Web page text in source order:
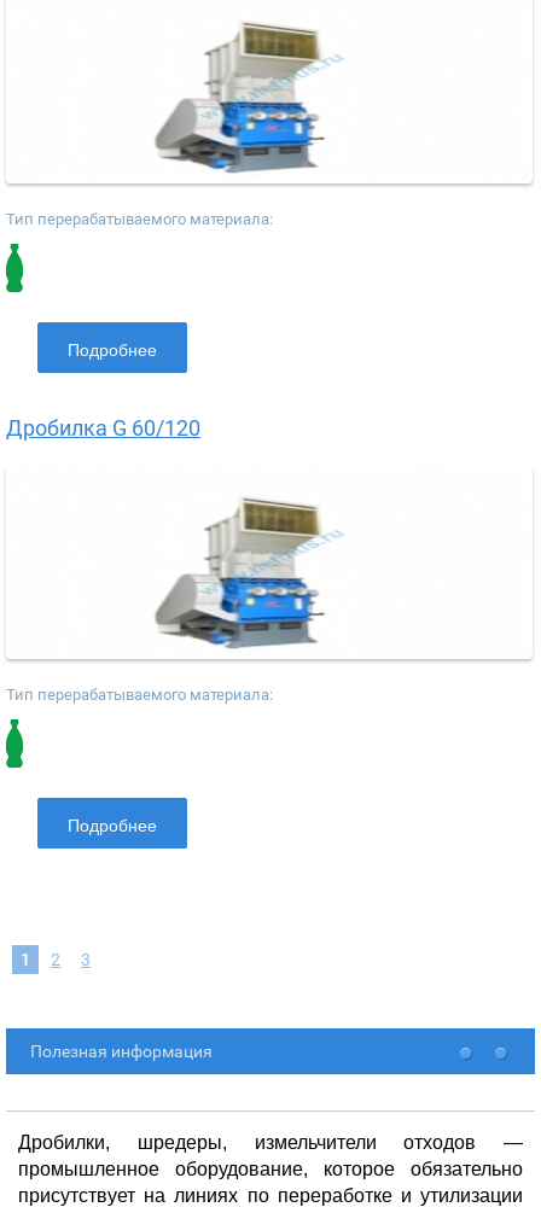
Тип перерабатываемого материала:
Подробнее
Дробилка G 60/120
Тип перерабатываемого материала:
Подробнее
1 2 3
Полезная информация
Дробилки, шредеры, измельчители отходов —
промышленное оборудование, которое обязательно
присутствует на линиях по переработке и утилизации